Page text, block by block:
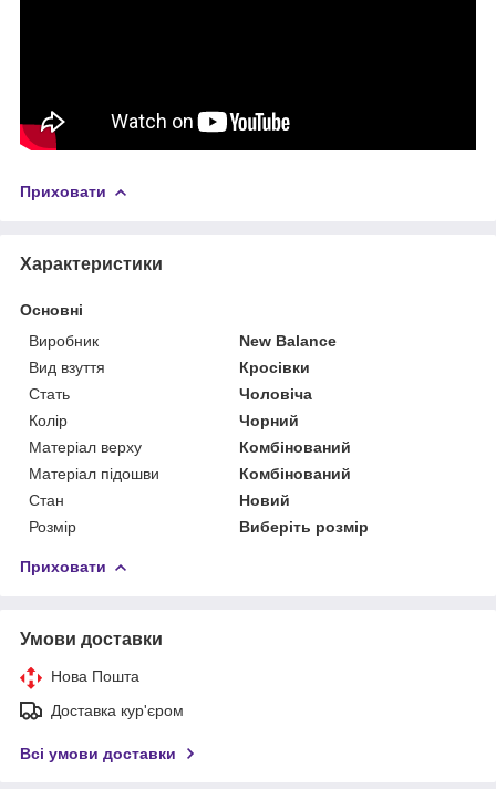
Приховати
Характеристики
Основні
Виробник
New Balance
Вид взуття
Кросівки
Стать
Чоловіча
Колір
Чорний
Матеріал верху
Комбінований
Матеріал підошви
Комбінований
Стан
Новий
Розмір
Виберіть розмір
Приховати
Умови доставки
Нова Пошта
Доставка кур'єром
Всі умови доставки